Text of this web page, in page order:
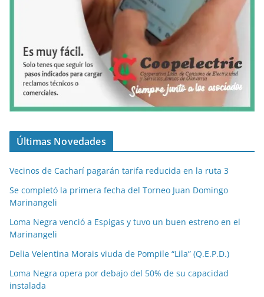
Últimas Novedades
Vecinos de Cacharí pagarán tarifa reducida en la ruta 3
Se completó la primera fecha del Torneo Juan Domingo
Marinangeli
Loma Negra venció a Espigas y tuvo un buen estreno en el
Marinangeli
Delia Velentina Morais viuda de Pompile “Lila” (Q.E.P.D.)
Loma Negra opera por debajo del 50% de su capacidad
instalada